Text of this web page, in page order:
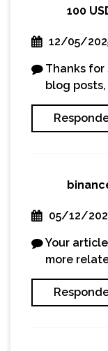
100
12/05/
Thanks for
blog
05/12/
Your
more